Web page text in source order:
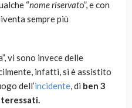
“nome riservato”, e con
sempre più
vi sono invece delle
infatti, si è assistito
dell’incidente, di ben 3